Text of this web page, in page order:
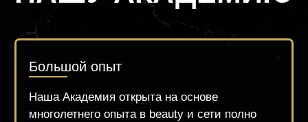
Мы имеем государственную лицензию,
контролируемую департаментом
Гос. лицензия на образование
смогли уверенно начать работать сразу, а
даже и во время обучения!